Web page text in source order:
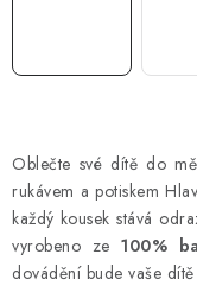
Oblečte své dítě do
rukávem a potiskem
každý kousek stává
vyrobeno ze 100%
dovádění bude vaše